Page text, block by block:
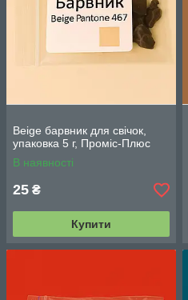
Beige барвник для свічок,
упаковка 5 г, Проміс-Плюс
В наявності
25 ₴
Купити